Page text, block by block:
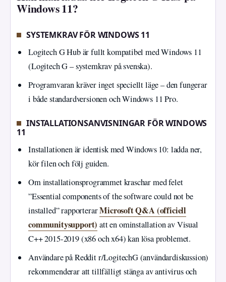
Windows 11?
SYSTEMKRAV FÖR WINDOWS 11
Logitech G Hub är fullt kompatibel med Windows 11
(Logitech G – systemkrav på svenska).
Programvaran kräver inget speciellt läge – den fungerar
i både standardversionen och Windows 11 Pro.
INSTALLATIONSANVISNINGAR FÖR WINDOWS
11
Installationen är identisk med Windows 10: ladda ner,
kör filen och följ guiden.
Om installationsprogrammet kraschar med felet
”Essential components of the software could not be
installed” rapporterarMicrosoft Q&A (officiell
communitysupport) att en ominstallation av Visual
C++ 2015-2019 (x86 och x64) kan lösa problemet.
Användare på Reddit r/LogitechG (användardiskussion)
rekommenderar att tillfälligt stänga av antivirus och